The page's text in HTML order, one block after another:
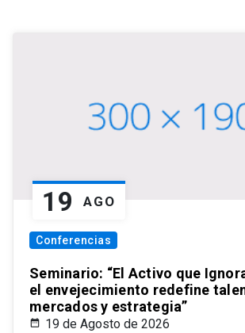
19 AGO
Conferencias
Seminario: “El Activo que
el envejecimiento redefine
mercados y estrategia”
19 de Agosto de 2026